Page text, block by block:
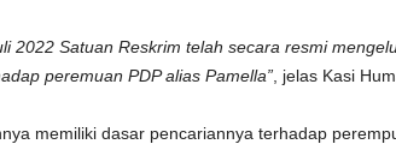
2022 Satuan Reskrim telah secara resmi
peremuan PDP alias Pamella”, jelas Kasi
memiliki dasar pencariannya terhadap